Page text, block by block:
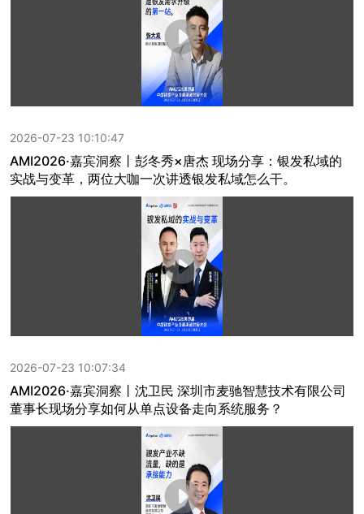
2026-07-23 10:10:47
AMI2026·嘉宾洞察丨彭冬秀×唐杰 现场分享：银发私域的
实战与变革，两位大咖一次讲透银发私域怎么干。
2026-07-23 10:07:34
AMI2026·嘉宾洞察丨沈卫民 深圳市麦驰智慧技术有限公司
董事长现场分享如何从单点设备走向系统服务？